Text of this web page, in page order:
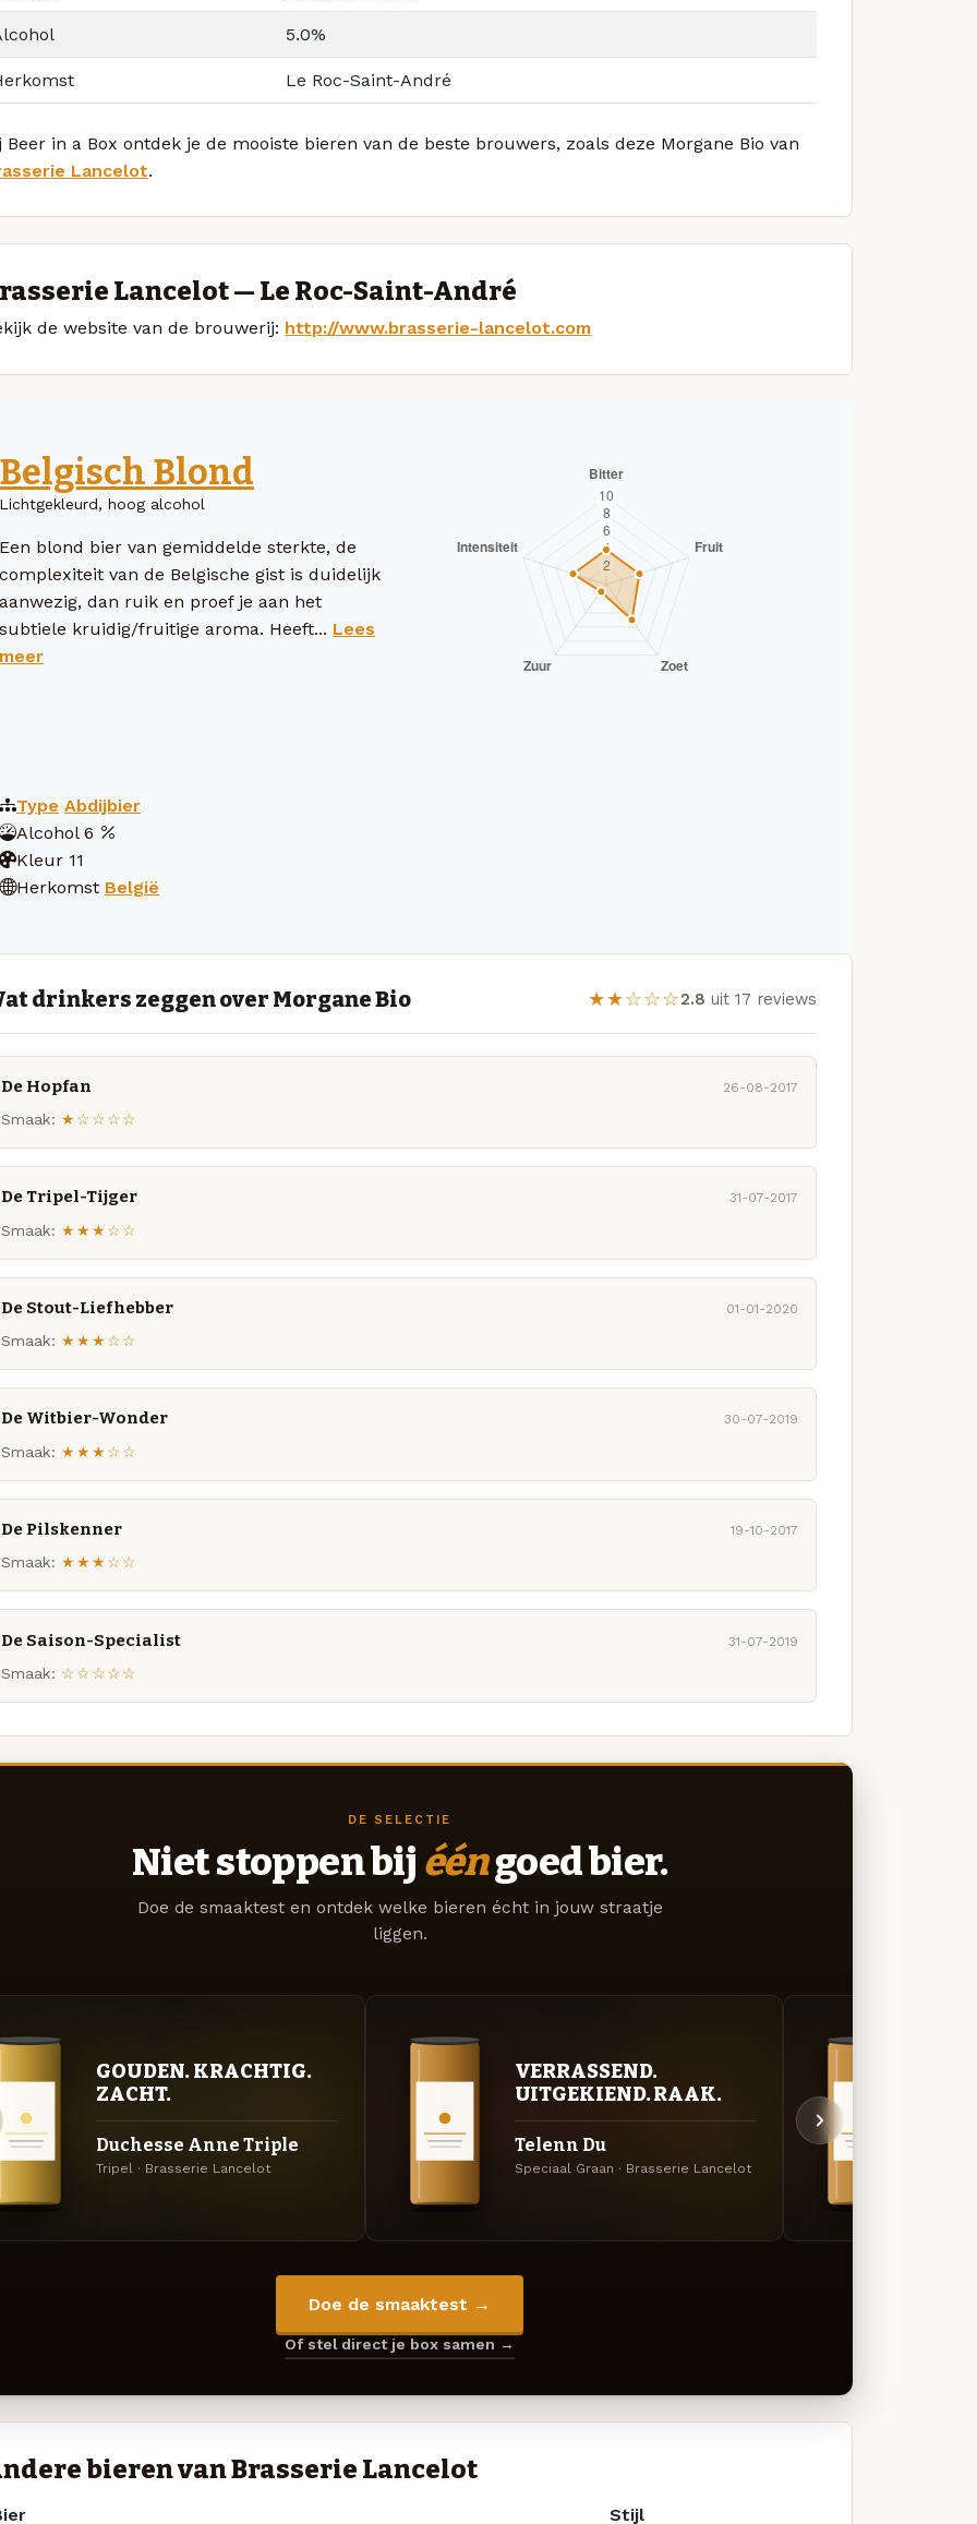
5.0%
Le Roc-Saint-André
Beer in a Box ontdek je de mooiste bieren van de beste brouwers, zoals deze Morgane Bio van
Lancelot.
Lancelot — Le Roc-Saint-André
de website van de brouwerij: http://www.brasserie-lancelot.com
Belgisch Blond
Lichtgekleurd, hoog alcohol
Een blond bier van gemiddelde sterkte, de
complexiteit van de Belgische gist is duidelijk
aanwezig, dan ruik en proef je aan het
subtiele kruidig/fruitige aroma. Heeft... Lees
meer
Type Abdijbier
Alcohol 6
Kleur 11
Herkomst België
drinkers zeggen over Morgane Bio ★★☆☆☆2.8 uit 17 reviews
De Hopfan 26-08-2017
Smaak: ★☆☆☆☆
De Tripel-Tijger 31-07-2017
Smaak: ★★★☆☆
De Stout-Liefhebber 01-01-2020
Smaak: ★★★☆☆
De Witbier-Wonder 30-07-2019
Smaak: ★★★☆☆
De Pilskenner 19-10-2017
Smaak: ★★★☆☆
De Saison-Specialist 31-07-2019
Smaak: ☆☆☆☆☆
DE SELECTIE
Niet stoppen bij ééngoed bier.
Doe de smaaktest en ontdek welke bieren écht in jouw straatje
liggen.
GOUDEN. KRACHTIG.
ZACHT.
Duchesse Anne Triple
Tripel · Brasserie Lancelot
VERRASSEND.
UITGEKIEND. RAAK.
Telenn Du
Speciaal Graan · Brasserie Lancelot
Doe de smaaktest →
Of stel direct je box samen →
bieren van Brasserie Lancelot
Stijl